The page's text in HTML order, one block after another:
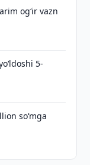
og‘ir vazn
5-
so‘mga